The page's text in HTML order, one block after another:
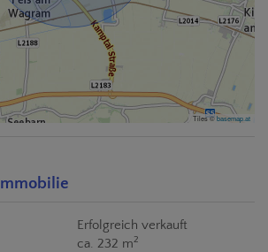
Tiles ©basemap.at
Erfolgreich verkauft
ca. 232 m2